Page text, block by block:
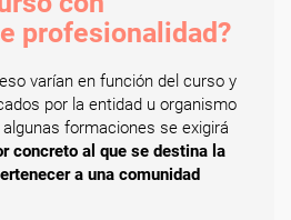
profesionalidad?
varían en función del curso y
por la entidad u organismo
formaciones se exigirá
concreto al que se destina la
a una comunidad